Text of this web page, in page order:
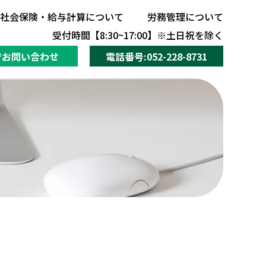
社会保険・給与計算について
労務管理について
受付時間【8:30~17:00】※土日祝を除く
問い合わせ
電話番号:052-228-8731
社会保険・給与計算について 労務管理について